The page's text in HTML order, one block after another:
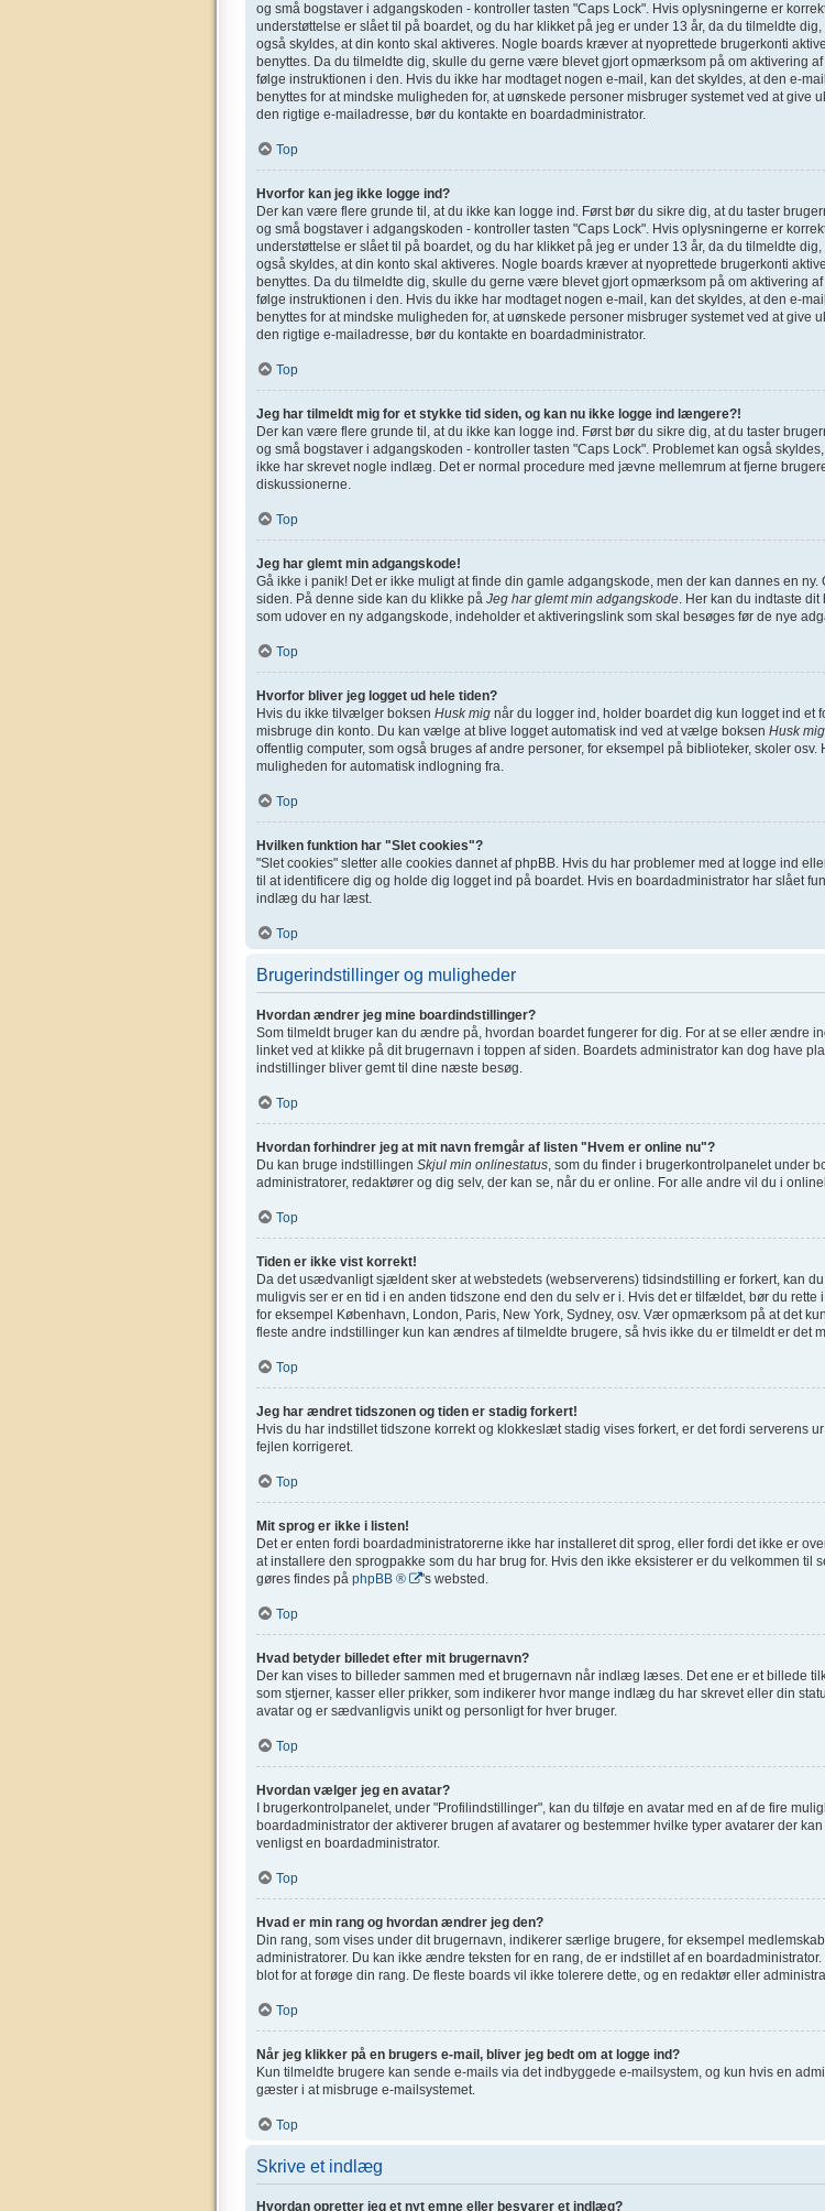
og små bogstaver i adgangskoden - kontroller tasten "Caps Lock". Hvis oplysningerne er
understøttelse er slået til på boardet, og du har klikket på jeg er under 13 år, da du tilmeldte
også skyldes, at din konto skal aktiveres. Nogle boards kræver at nyoprettede brugerkonti
benyttes. Da du tilmeldte dig, skulle du gerne være blevet gjort opmærksom på om aktivering
følge instruktionen i den. Hvis du ikke har modtaget nogen e-mail, kan det skyldes, at den e-
benyttes for at mindske muligheden for, at uønskede personer misbruger systemet ved at give
den rigtige e-mailadresse, bør du kontakte en boardadministrator.
Top
Hvorfor kan jeg ikke logge ind?
Der kan være flere grunde til, at du ikke kan logge ind. Først bør du sikre dig, at du taster
og små bogstaver i adgangskoden - kontroller tasten "Caps Lock". Hvis oplysningerne er
understøttelse er slået til på boardet, og du har klikket på jeg er under 13 år, da du tilmeldte
også skyldes, at din konto skal aktiveres. Nogle boards kræver at nyoprettede brugerkonti
benyttes. Da du tilmeldte dig, skulle du gerne være blevet gjort opmærksom på om aktivering
følge instruktionen i den. Hvis du ikke har modtaget nogen e-mail, kan det skyldes, at den e-
benyttes for at mindske muligheden for, at uønskede personer misbruger systemet ved at give
den rigtige e-mailadresse, bør du kontakte en boardadministrator.
Top
Jeg har tilmeldt mig for et stykke tid siden, og kan nu ikke logge ind længere?!
Der kan være flere grunde til, at du ikke kan logge ind. Først bør du sikre dig, at du taster
og små bogstaver i adgangskoden - kontroller tasten "Caps Lock". Problemet kan også
ikke har skrevet nogle indlæg. Det er normal procedure med jævne mellemrum at fjerne
diskussionerne.
Top
Jeg har glemt min adgangskode!
Gå ikke i panik! Det er ikke muligt at finde din gamle adgangskode, men der kan dannes en
siden. På denne side kan du klikke på Jeg har glemt min adgangskode . Her kan du indtaste
som udover en ny adgangskode, indeholder et aktiveringslink som skal besøges før de nye
Top
Hvorfor bliver jeg logget ud hele tiden?
Hvis du ikke tilvælger boksen Husk mig når du logger ind, holder boardet dig kun logget ind et
misbruge din konto. Du kan vælge at blive logget automatisk ind ved at vælge boksen Husk mig
offentlig computer, som også bruges af andre personer, for eksempel på biblioteker, skoler
muligheden for automatisk indlogning fra.
Top
Hvilken funktion har "Slet cookies"?
"Slet cookies" sletter alle cookies dannet af phpBB. Hvis du har problemer med at logge ind
til at identificere dig og holde dig logget ind på boardet. Hvis en boardadministrator har slået
indlæg du har læst.
Top
Brugerindstillinger og muligheder
Hvordan ændrer jeg mine boardindstillinger?
Som tilmeldt bruger kan du ændre på, hvordan boardet fungerer for dig. For at se eller ændre
linket ved at klikke på dit brugernavn i toppen af siden. Boardets administrator kan dog have
indstillinger bliver gemt til dine næste besøg.
Top
Hvordan forhindrer jeg at mit navn fremgår af listen "Hvem er online nu"?
Du kan bruge indstillingen Skjul min onlinestatus , som du finder i brugerkontrolpanelet under
administratorer, redaktører og dig selv, der kan se, når du er online. For alle andre vil du i
Top
Tiden er ikke vist korrekt!
Da det usædvanligt sjældent sker at webstedets (webserverens) tidsindstilling er forkert, kan
muligvis ser er en tid i en anden tidszone end den du selv er i. Hvis det er tilfældet, bør du
for eksempel København, London, Paris, New York, Sydney, osv. Vær opmærksom på at det
fleste andre indstillinger kun kan ændres af tilmeldte brugere, så hvis ikke du er tilmeldt er det
Top
Jeg har ændret tidszonen og tiden er stadig forkert!
Hvis du har indstillet tidszone korrekt og klokkeslæt stadig vises forkert, er det fordi serverens
fejlen korrigeret.
Top
Mit sprog er ikke i listen!
Det er enten fordi boardadministratorerne ikke har installeret dit sprog, eller fordi det ikke er
at installere den sprogpakke som du har brug for. Hvis den ikke eksisterer er du velkommen
gøres findes på phpBB ® 's websted.
Top
Hvad betyder billedet efter mit brugernavn?
Der kan vises to billeder sammen med et brugernavn når indlæg læses. Det ene er et billede
som stjerner, kasser eller prikker, som indikerer hvor mange indlæg du har skrevet eller din
avatar og er sædvanligvis unikt og personligt for hver bruger.
Top
Hvordan vælger jeg en avatar?
I brugerkontrolpanelet, under "Profilindstillinger", kan du tilføje en avatar med en af de fire
boardadministrator der aktiverer brugen af avatarer og bestemmer hvilke typer avatarer der
venligst en boardadministrator.
Top
Hvad er min rang og hvordan ændrer jeg den?
Din rang, som vises under dit brugernavn, indikerer særlige brugere, for eksempel
administratorer. Du kan ikke ændre teksten for en rang, de er indstillet af en
blot for at forøge din rang. De fleste boards vil ikke tolerere dette, og en redaktør eller
Top
Når jeg klikker på en brugers e-mail, bliver jeg bedt om at logge ind?
Kun tilmeldte brugere kan sende e-mails via det indbyggede e-mailsystem, og kun hvis en
gæster i at misbruge e-mailsystemet.
Top
Skrive et indlæg
Hvordan opretter jeg et nyt emne eller besvarer et indlæg?